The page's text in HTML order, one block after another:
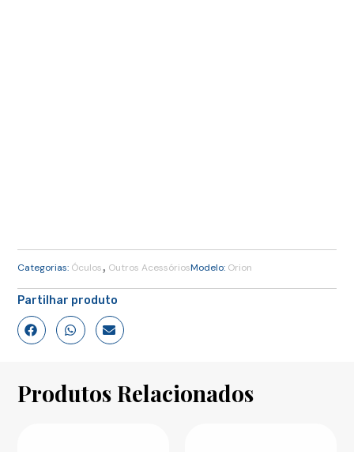
Categorias: Óculos, Outros AcessóriosModelo: Orion
Partilhar produto
Produtos Relacionados